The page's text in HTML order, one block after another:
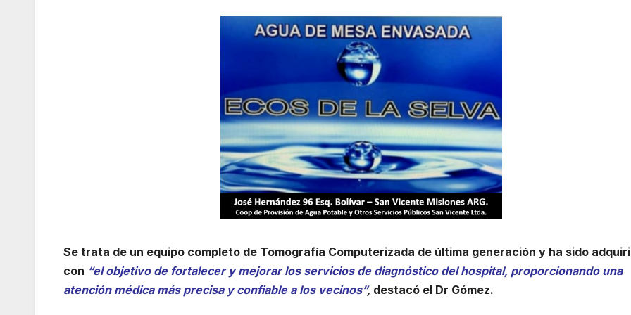
Se trata de un equipo completo de Tomografía Computerizada de última generación y ha sido
con “el objetivo de fortalecer y mejorar los servicios de diagnóstico del hospital, proporcionando una
atención médica más precisa y confiable a los vecinos”, destacó el Dr Gómez.